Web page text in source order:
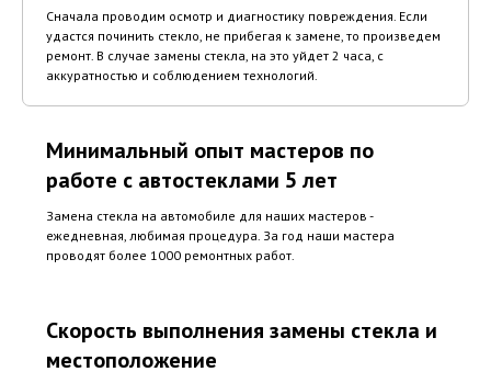
Сначала проводим осмотр и диагностику повреждения. Если
удастся починить стекло, не прибегая к замене, то произведем
ремонт. В случае замены стекла, на это уйдет 2 часа, с
аккуратностью и соблюдением технологий.
Минимальный опыт мастеров по
работе с автостеклами 5 лет
Замена стекла на автомобиле для наших мастеров -
ежедневная, любимая процедура. За год наши мастера
проводят более 1000 ремонтных работ.
Скорость выполнения замены стекла и
местоположение